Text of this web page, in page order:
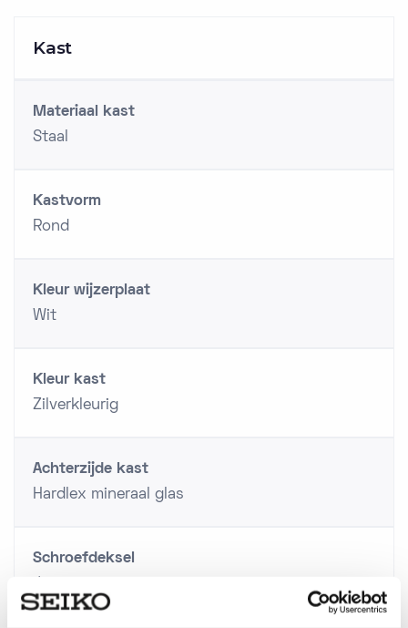
Kast
Materiaal kast
Staal
Kastvorm
Rond
Kleur wijzerplaat
Wit
Kleur kast
Zilverkleurig
Achterzijde kast
Hardlex mineraal glas
Schroefdeksel